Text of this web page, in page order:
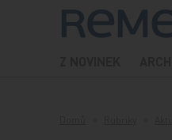
Přeskočit na obsah